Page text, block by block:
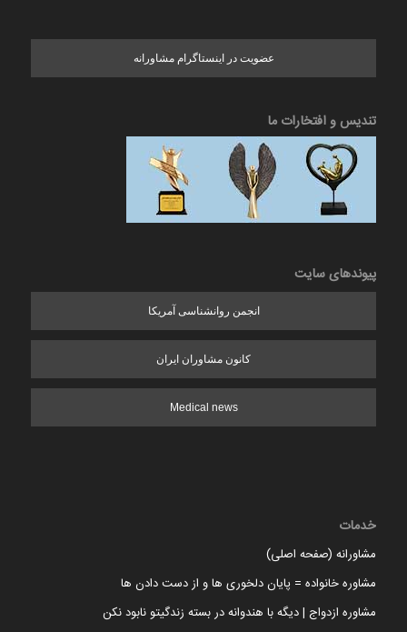
عضویت در اینستاگرام مشاورانه
تندیس و افتخارات ما
پیوندهای سایت
انجمن روانشناسی آمریکا
کانون مشاوران ایران
Medical news
خدمات
مشاورانه (صفحه اصلی)
مشاوره خانواده = پایان دلخوری ها و از دست دادن ها
مشاوره ازدواج | دیگه با هندوانه در بسته زندگیتو نابود نکن